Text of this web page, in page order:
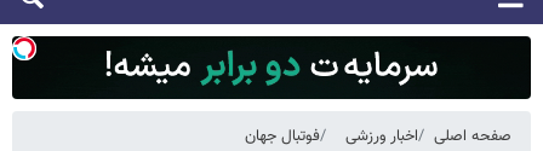
صفحه اصلی اخبار ورزشی فوتبال جهان